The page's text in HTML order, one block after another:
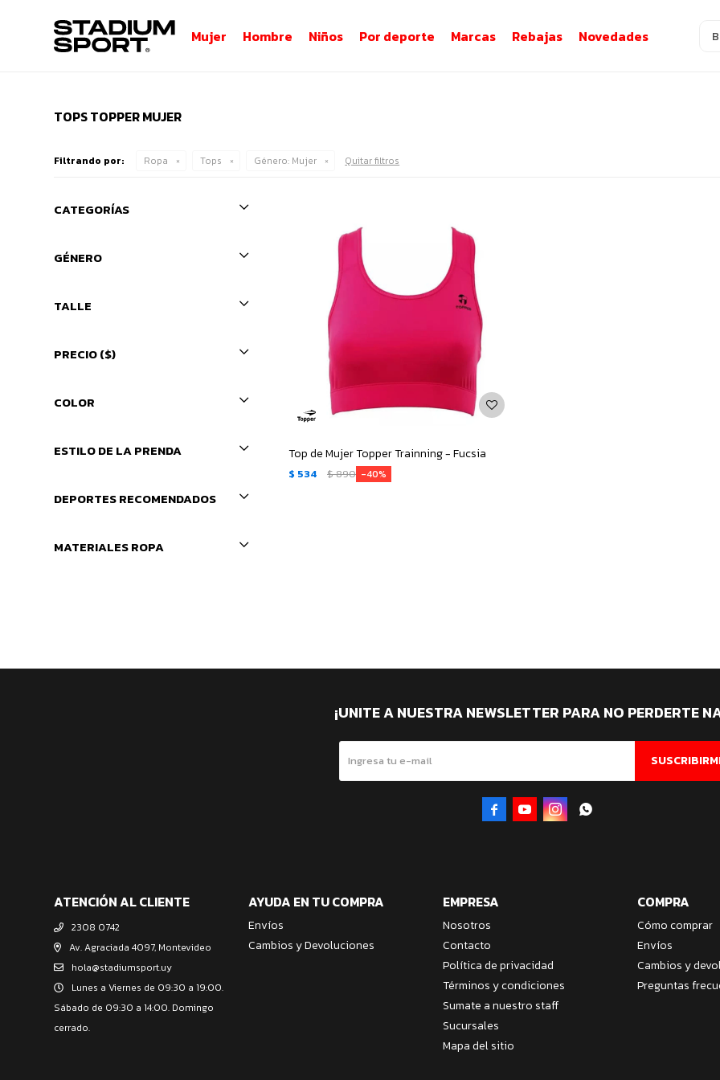
Mujer Hombre Niños Por deporte Marcas Rebajas Novedades
TOPS TOPPER MUJER
Filtrando por: Ropa Tops Género: Mujer Quitar filtros
Top de Mujer Topper Trainning - Fucsia
$ 534 $890 40
CATEGORÍAS
GÉNERO
TALLE
PRECIO($)
COLOR
ESTILO DE LA PRENDA
DEPORTES RECOMENDADOS
MATERIALES ROPA
ATENCIÓN AL CLIENTE
2308 0742
Av. Agraciada 4097, Montevideo
hola@stadiumsport.uy
Lunes a Viernes de 09:30 a 19:00.
Sábado de 09:30 a 14:00. Domingo
cerrado.
AYUDA EN TU COMPRA
Envíos
Cambios y Devoluciones
EMPRESA
Nosotros
Contacto
Política de privacidad
Términos y condiciones
Sumate a nuestro staff
Sucursales
Mapa del sitio
COMPRA
Cómo comprar
Envíos
Cambios y
Preguntas
¡UNITE A NUESTRA NEWSLETTER PARA NO PERDERTE
   